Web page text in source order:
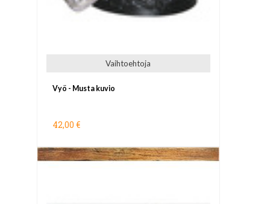
Vaihtoehtoja
Vyö - Musta kuvio
42,00 €